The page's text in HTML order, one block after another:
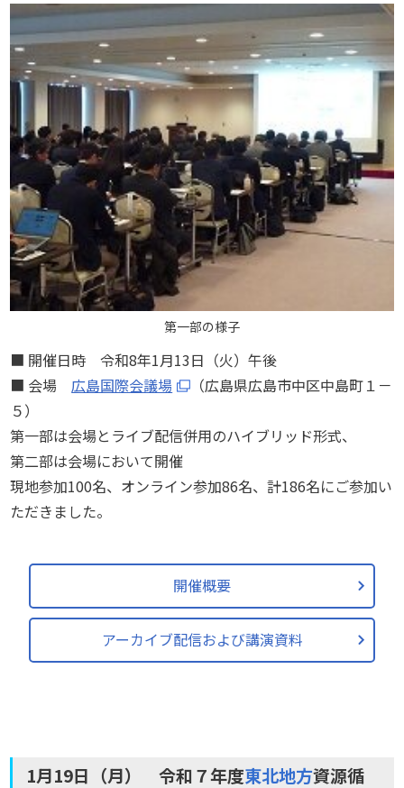
第一部の様子
■ 開催日時 令和8年1月13日（火）午後
■ 会場 広島国際会議場
（広島県広島市中区中島町１－
５）
第一部は会場とライブ配信併用のハイブリッド形式、
第二部は会場において開催
現地参加100名、オンライン参加86名、計186名にご参加い
ただきました。
開催概要
アーカイブ配信および講演資料
1月19日（月） 令和７年度東北地方資源循